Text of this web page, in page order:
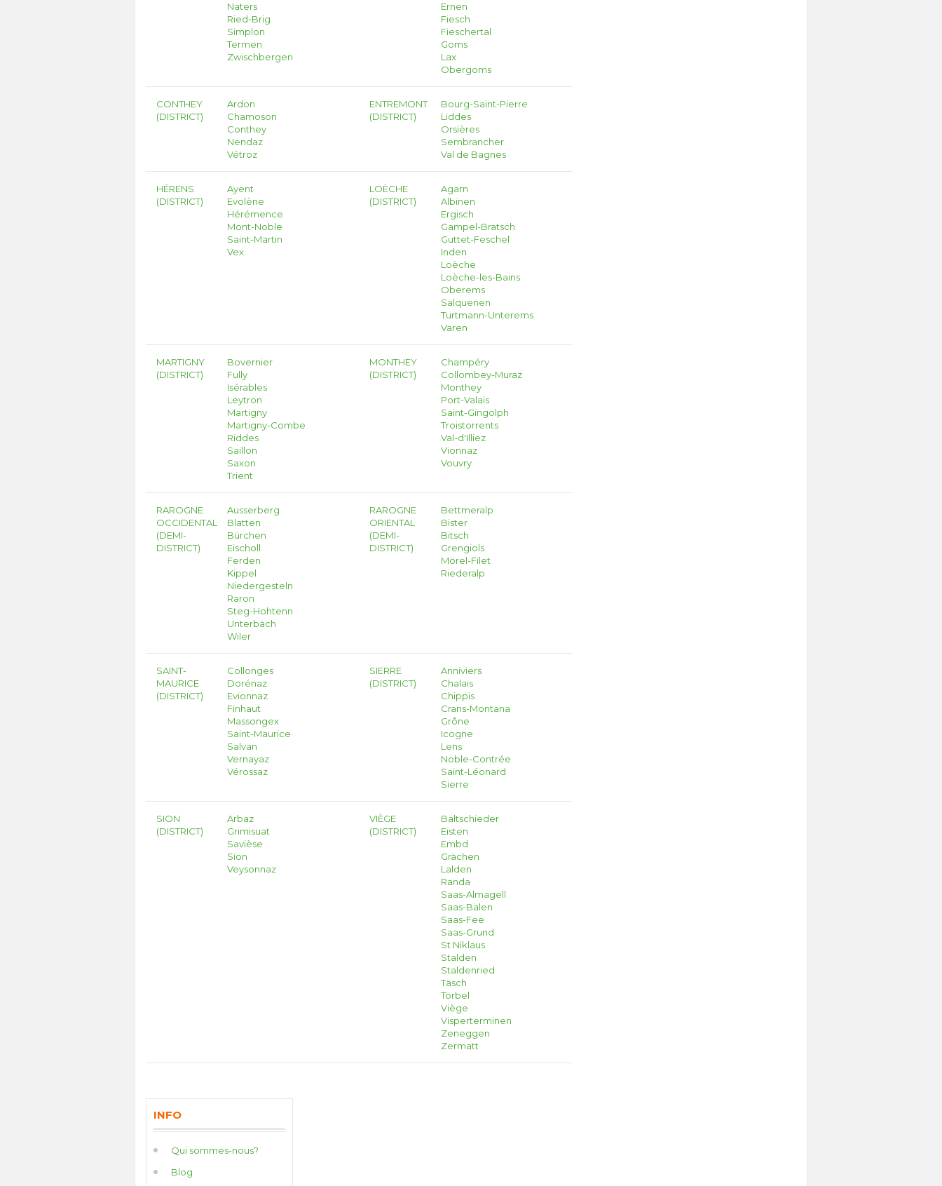
Naters
Ried-Brig
Simplon
Termen
Zwischbergen
Ernen
Fiesch
Fieschertal
Goms
Lax
Obergoms
CONTHEY
(DISTRICT)
Ardon
Chamoson
Conthey
Nendaz
Vétroz
ENTREMONT
(DISTRICT)
Bourg-Saint-Pierre
Liddes
Orsières
Sembrancher
Val de Bagnes
HÉRENS
(DISTRICT)
Ayent
Evolène
Hérémence
Mont-Noble
Saint-Martin
Vex
LOÈCHE
(DISTRICT)
Agarn
Albinen
Ergisch
Gampel-Bratsch
Guttet-Feschel
Inden
Loèche
Loèche-les-Bains
Oberems
Salquenen
Turtmann-Unterems
Varen
MARTIGNY
(DISTRICT)
Bovernier
Fully
Isérables
Leytron
Martigny
Martigny-Combe
Riddes
Saillon
Saxon
Trient
MONTHEY
(DISTRICT)
Champéry
Collombey-Muraz
Monthey
Port-Valais
Saint-Gingolph
Troistorrents
Val-d'Illiez
Vionnaz
Vouvry
RAROGNE
OCCIDENTAL
(DEMI-
DISTRICT)
Ausserberg
Blatten
Bürchen
Eischoll
Ferden
Kippel
Niedergesteln
Raron
Steg-Hohtenn
Unterbäch
Wiler
RAROGNE
ORIENTAL
(DEMI-
DISTRICT)
Bettmeralp
Bister
Bitsch
Grengiols
Mörel-Filet
Riederalp
SAINT-
MAURICE
(DISTRICT)
Collonges
Dorénaz
Evionnaz
Finhaut
Massongex
Saint-Maurice
Salvan
Vernayaz
Vérossaz
SIERRE
(DISTRICT)
Anniviers
Chalais
Chippis
Crans-Montana
Grône
Icogne
Lens
Noble-Contrée
Saint-Léonard
Sierre
SION
(DISTRICT)
Arbaz
Grimisuat
Savièse
Sion
Veysonnaz
VIÈGE
(DISTRICT)
Baltschieder
Eisten
Embd
Grächen
Lalden
Randa
Saas-Almagell
Saas-Balen
Saas-Fee
Saas-Grund
St Niklaus
Stalden
Staldenried
Täsch
Törbel
Viège
Visperterminen
Zeneggen
Zermatt
INFO
Qui sommes-nous?
Blog